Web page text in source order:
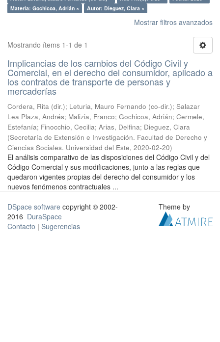
Materia: Gochicoa, Adrián ×
Autor: Dieguez, Clara ×
Mostrar filtros avanzados
Mostrando ítems 1-1 de 1
Implicancias de los cambios del Código Civil y
Comercial, en el derecho del consumidor, aplicado a
los contratos de transporte de personas y
mercaderías
Cordera, Rita (dir.); Leturia, Mauro Fernando (co-dir.); Salazar
Lea Plaza, Andrés; Malizia, Franco; Gochicoa, Adrián; Cermele,
Estefanía; Finocchio, Cecilia; Arias, Delfina; Dieguez, Clara
(Secretaría de Extensión e Investigación. Facultad de Derecho y
Ciencias Sociales. Universidad del Este, 2020-02-20)
El análisis comparativo de las disposiciones del Código Civil y del
Código Comercial y sus modificaciones, junto a las reglas que
quedaron vigentes propias del derecho del consumidor y los
nuevos fenómenos contractuales ...
DSpace software copyright © 2002-
2016 DuraSpace
Contacto | Sugerencias
Theme by